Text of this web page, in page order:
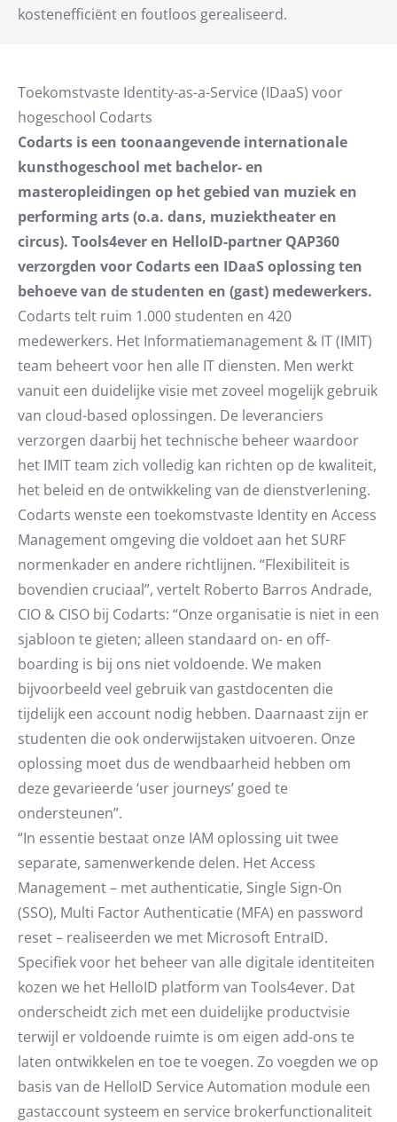
kostenefficiënt en foutloos gerealiseerd.
Toekomstvaste Identity-as-a-Service (IDaaS) voor
hogeschool Codarts
Codarts is een toonaangevende internationale
kunsthogeschool met bachelor- en
masteropleidingen op het gebied van muziek en
performing arts (o.a. dans, muziektheater en
circus). Tools4ever en HelloID-partner QAP360
verzorgden voor Codarts een IDaaS oplossing ten
behoeve van de studenten en (gast) medewerkers.
Codarts telt ruim 1.000 studenten en 420
medewerkers. Het Informatiemanagement & IT (IMIT)
team beheert voor hen alle IT diensten. Men werkt
vanuit een duidelijke visie met zoveel mogelijk gebruik
van cloud-based oplossingen. De leveranciers
verzorgen daarbij het technische beheer waardoor
het IMIT team zich volledig kan richten op de kwaliteit,
het beleid en de ontwikkeling van de dienstverlening.
Codarts wenste een toekomstvaste Identity en Access
Management omgeving die voldoet aan het SURF
normenkader en andere richtlijnen. “Flexibiliteit is
bovendien cruciaal”, vertelt Roberto Barros Andrade,
CIO & CISO bij Codarts: “Onze organisatie is niet in een
sjabloon te gieten; alleen standaard on- en off-
boarding is bij ons niet voldoende. We maken
bijvoorbeeld veel gebruik van gastdocenten die
tijdelijk een account nodig hebben. Daarnaast zijn er
studenten die ook onderwijstaken uitvoeren. Onze
oplossing moet dus de wendbaarheid hebben om
deze gevarieerde ‘user journeys’ goed te
ondersteunen”.
“In essentie bestaat onze IAM oplossing uit twee
separate, samenwerkende delen. Het Access
Management – met authenticatie, Single Sign-On
(SSO), Multi Factor Authenticatie (MFA) en password
reset – realiseerden we met Microsoft EntraID.
Specifiek voor het beheer van alle digitale identiteiten
kozen we het HelloID platform van Tools4ever. Dat
onderscheidt zich met een duidelijke productvisie
terwijl er voldoende ruimte is om eigen add-ons te
laten ontwikkelen en toe te voegen. Zo voegden we op
basis van de HelloID Service Automation module een
gastaccount systeem en service brokerfunctionaliteit